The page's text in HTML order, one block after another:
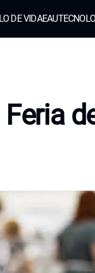
DE VIDAEAU